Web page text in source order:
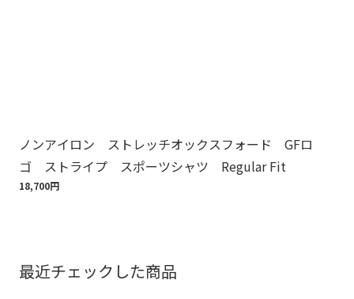
ノンアイロン ストレッチオックスフォード GFロ
ゴ ストライプ スポーツシャツ Regular Fit
18,700円
最近チェックした商品